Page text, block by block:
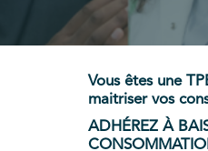
Vous êtes une
maitriser vos
ADHÉREZ À